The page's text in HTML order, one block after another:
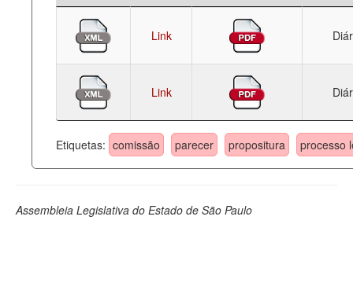
Administração
Legislação
Perguntas frequentes
Contato
Link
Link
Etiquetas: comissão parecer propositura processo
Assembleia Legislativa do Estado de São Paulo